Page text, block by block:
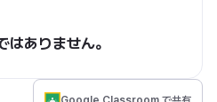
はありません。